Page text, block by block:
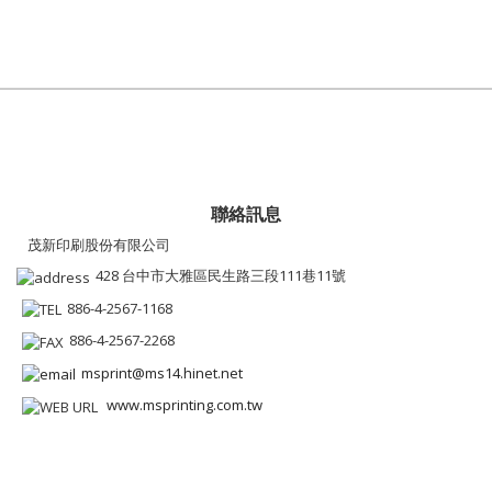
聯絡訊息
茂新印刷股份有限公司
428 台中市大雅區民生路三段111巷11號
886-4-2567-1168
886-4-2567-2268
msprint@ms14.hinet.net
www.msprinting.com.tw